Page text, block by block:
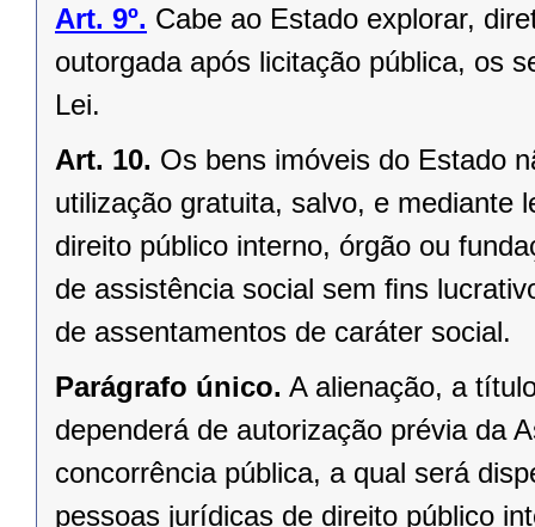
Art. 9º. Cabe ao Estado explorar,
outorgada após licitação pública, os
Lei.
Art. 10. Os bens imóveis do Estado
utilização gratuita, salvo, e mediante
direito público interno, órgão ou
de assistência social sem ﬁns
de assentamentos de caráter social.
Parágrafo único. A alienação, a
dependerá de autorização prévia da
concorrência pública, a qual será
pessoas jurídicas de direito público